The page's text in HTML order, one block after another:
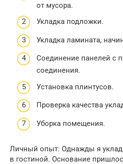
от мусора.
Укладка подложки.
Укладка ламината,
Соединение панелей с
соединения.
Установка плинтусов.
Проверка качества
Уборка помещения.
Личный опыт: Однажды я
в гостиной. Основание